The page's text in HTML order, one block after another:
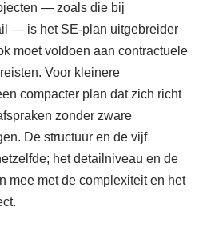
— zoals die bij
— is het SE-plan uitgebreider
moet voldoen aan contractuele
Voor kleinere
compacter plan dat zich richt
zonder zware
De structuur en de vijf
het detailniveau en de
mee met de complexiteit en het